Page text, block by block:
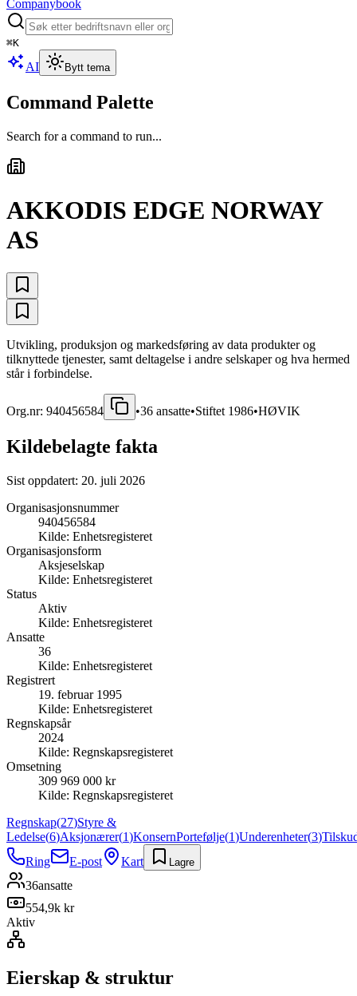
Companybook
⌘K
AI Bytt tema
Command Palette
Search for a command to run...
AKKODIS EDGE NORWAY
AS
Utvikling, produksjon og markedsføring av data produkter og
tilknyttede tjenester, samt deltagelse i andre selskaper og hva hermed
står i forbindelse.
Org.nr: 940456584 •36 ansatte•Stiftet 1986•HØVIK
Kildebelagte fakta
Sist oppdatert: 20. juli 2026
Organisasjonsnummer
940456584
Kilde: Enhetsregisteret
Organisasjonsform
Aksjeselskap
Kilde: Enhetsregisteret
Status
Aktiv
Kilde: Enhetsregisteret
Ansatte
36
Kilde: Enhetsregisteret
Registrert
19. februar 1995
Kilde: Enhetsregisteret
Regnskapsår
2024
Kilde: Regnskapsregisteret
Omsetning
309 969 000 kr
Kilde: Regnskapsregisteret
Regnskap(27)Styre &
Ledelse(6)Aksjonærer(1)KonsernPortefølje(1)Underenheter(3)
Ring
E-post Kart Lagre
36ansatte
554,9k kr
Aktiv
Eierskap & struktur